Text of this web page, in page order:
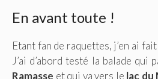
En avant toute !
Etant fan de raquettes, j’en ai
J’ai d’abord testé la balade qui
Ramasse et qui va vers le lac du